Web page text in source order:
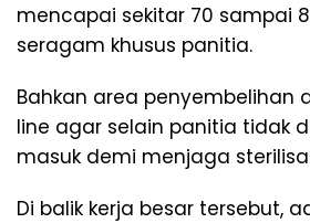
mencapai sekitar 70 sampai
seragam khusus panitia.
Bahkan area penyembelihan
line agar selain panitia tidak
masuk demi menjaga
Di balik kerja besar tersebut,